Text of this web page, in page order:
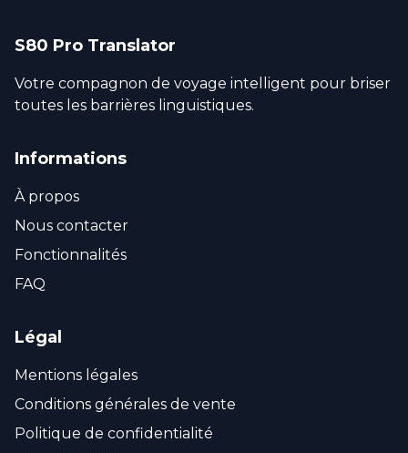
S80 Pro Translator
Votre compagnon de voyage intelligent pour briser
toutes les barrières linguistiques.
Informations
À propos
Nous contacter
Fonctionnalités
FAQ
Légal
Mentions légales
Conditions générales de vente
Politique de confidentialité